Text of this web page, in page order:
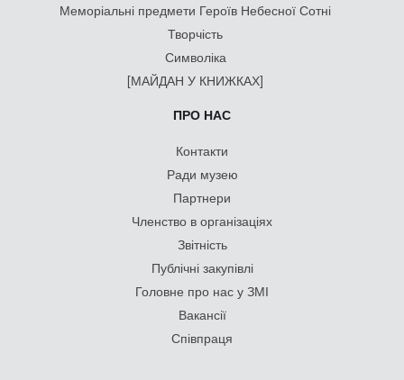
Меморіальні предмети Героїв Небесної Сотні
Творчість
Символіка
[МАЙДАН У КНИЖКАХ]
ПРО НАС
Контакти
Ради музею
Партнери
Членство в організаціях
Звітність
Публічні закупівлі
Головне про нас у ЗМІ
Вакансії
Співпраця